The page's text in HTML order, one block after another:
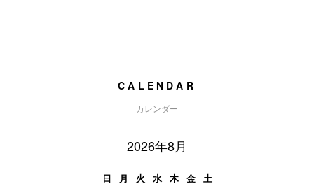
CALENDAR
カレンダー
2026年8月
日 月 火 水 木 金
土